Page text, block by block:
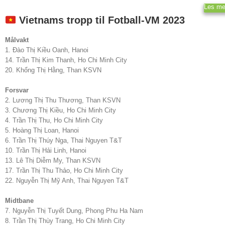
Les
Vietnams tropp til Fotball-VM 2023
Målvakt
1. Đào Thị Kiều Oanh, Hanoi
14. Trần Thị Kim Thanh, Ho Chi Minh City
20. Khổng Thị Hằng, Than KSVN
Forsvar
2. Lương Thị Thu Thương, Than KSVN
3. Chương Thị Kiều, Ho Chi Minh City
4. Trần Thị Thu, Ho Chi Minh City
5. Hoàng Thị Loan, Hanoi
6. Trần Thị Thúy Nga, Thai Nguyen T&T
10. Trần Thị Hải Linh, Hanoi
13. Lê Thị Diễm My, Than KSVN
17. Trần Thị Thu Thảo, Ho Chi Minh City
22. Nguyễn Thị Mỹ Anh, Thai Nguyen T&T
Midtbane
7. Nguyễn Thị Tuyết Dung, Phong Phu Ha Nam
8. Trần Thị Thùy Trang, Ho Chi Minh City